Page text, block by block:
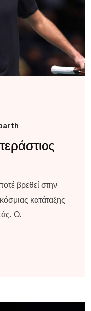
βρεθεί στην
κατάταξης
Ο.